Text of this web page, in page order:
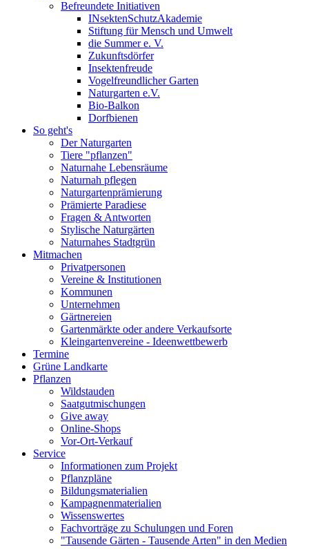
Befreundete Initiativen
INsektenSchutzAkademie
Stiftung für Mensch und Umwelt
die Summer e. V.
Zukunftsdörfer
Insektenfreude
Vogelfreundlicher Garten
Naturgarten e.V.
Bio-Balkon
Dorfbienen
So geht's
Der Naturgarten
Tiere "pflanzen"
Naturnahe Lebensräume
Naturnah pflegen
Naturgartenprämierung
Prämierte Paradiese
Fragen & Antworten
Stylische Naturgärten
Naturnahes Stadtgrün
Mitmachen
Privatpersonen
Vereine & Institutionen
Kommunen
Unternehmen
Gärtnereien
Gartenmärkte oder andere Verkaufsorte
Kleingartenvereine - Ideenwettbewerb
Termine
Grüne Landkarte
Pflanzen
Wildstauden
Saatgutmischungen
Give away
Online-Shops
Vor-Ort-Verkauf
Service
Informationen zum Projekt
Pflanzpläne
Bildungsmaterialien
Kampagnenmaterialien
Wissenswertes
Fachvorträge zu Schulungen und Foren
"Tausende Gärten - Tausende Arten" in den Medien